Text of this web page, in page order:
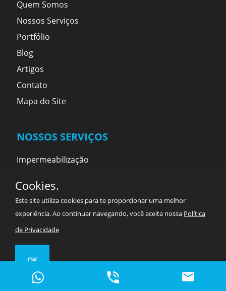
Quem Somos
Nossos Serviços
Portfólio
Blog
Artigos
Contato
Mapa do Site
NOSSOS SERVIÇOS
Impermeabilização
Projetos
ENDEREÇOS
Rua Pierre Janssen, 475
Jardim Nordeste - São Paulo - SP
Cookies.
Este site utiliza cookies para te proporcionar uma melhor
experiência. Ao continuar navegando, você aceita nossa Política
de Privacidade
OK